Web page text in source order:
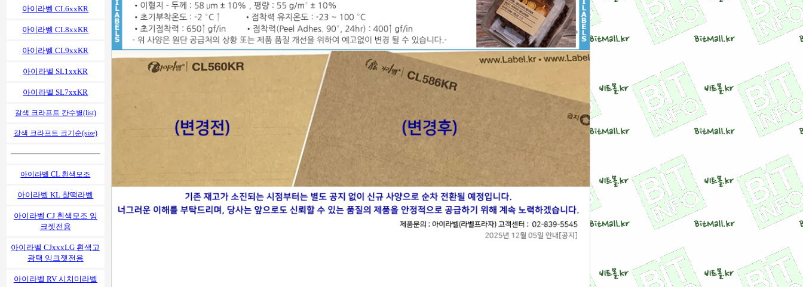
아이라벨 CL6xxKR
아이라벨 CL8xxKR
아이라벨 CL9xxKR
아이라벨 SL1xxKR
아이라벨 SL7xxKR
갈색 크라프트 칸수별(list)
갈색 크라프트 크기순(size)
아이라벨 CL 흰색모조
아이라벨 KL 찰떡라벨
아이라벨 CJ 흰색모조 잉
크젯전용
아이라벨 CJxxxLG 흰색고
광택 잉크젯전용
아이라벨 RV 시치미라벨